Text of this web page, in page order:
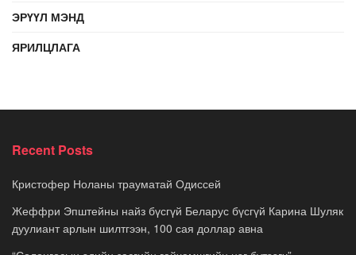
ЭРҮҮЛ МЭНД
ЯРИЛЦЛАГА
Recent Posts
Кристофер Ноланы трауматай Одиссей
Жеффри Эпштейны найз бүсгүй Беларус бүсгүй Карина Шуляк
дуулиант арлын шилтгээн, 100 сая доллар авна